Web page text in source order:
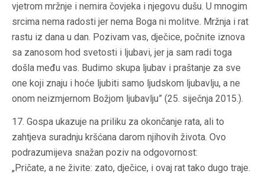
vjetrom mržnje i nemira čovjeka i njegovu dušu. U mnogim
srcima nema radosti jer nema Boga ni molitve. Mržnja i rat
rastu iz dana u dan. Pozivam vas, dječice, počnite iznova
sa zanosom hod svetosti i ljubavi, jer ja sam radi toga
došla među vas. Budimo skupa ljubav i praštanje za sve
one koji znaju i hoće ljubiti samo ljudskom ljubavlju, a ne
onom neizmjernom Božjom ljubavlju” (25. siječnja 2015.).
17. Gospa ukazuje na priliku za okončanje rata, ali to
zahtjeva suradnju kršćana darom njihovih života. Ovo
podrazumijeva snažan poziv na odgovornost:
„Pričate, a ne živite: zato, dječice, i ovaj rat tako dugo traje.